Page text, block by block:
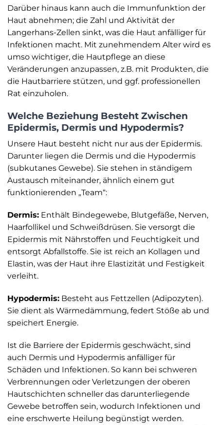
Darüber hinaus kann auch die Immunfunktion der
Haut abnehmen; die Zahl und Aktivität der
Langerhans-Zellen sinkt, was die Haut anfälliger für
Infektionen macht. Mit zunehmendem Alter wird es
umso wichtiger, die Hautpflege an diese
Veränderungen anzupassen, z.B. mit Produkten, die
die Hautbarriere stützen, und ggf. professionellen
Rat einzuholen.
Welche Beziehung Besteht Zwischen
Epidermis, Dermis und Hypodermis?
Unsere Haut besteht nicht nur aus der Epidermis.
Darunter liegen die Dermis und die Hypodermis
(subkutanes Gewebe). Sie stehen in ständigem
Austausch miteinander, ähnlich einem gut
funktionierenden „Team“:
Dermis: Enthält Bindegewebe, Blutgefäße, Nerven,
Haarfollikel und Schweißdrüsen. Sie versorgt die
Epidermis mit Nährstoffen und Feuchtigkeit und
entsorgt Abfallstoffe. Sie ist reich an Kollagen und
Elastin, was der Haut ihre Elastizität und Festigkeit
verleiht.
Hypodermis: Besteht aus Fettzellen (Adipozyten).
Sie dient als Wärmedämmung, federt Stöße ab und
speichert Energie.
Ist die Barriere der Epidermis geschwächt, sind
auch Dermis und Hypodermis anfälliger für
Schäden und Infektionen. So kann bei schweren
Verbrennungen oder Verletzungen der oberen
Hautschichten schneller das darunterliegende
Gewebe betroffen sein, wodurch Infektionen und
eine erschwerte Heilung begünstigt werden.